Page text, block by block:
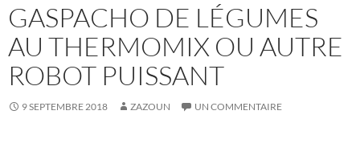
GASPACHO DE LÉGUMES
AU THERMOMIX OU AUTRE
ROBOT PUISSANT
9 SEPTEMBRE 2018 ZAZOUN UN COMMENTAIRE